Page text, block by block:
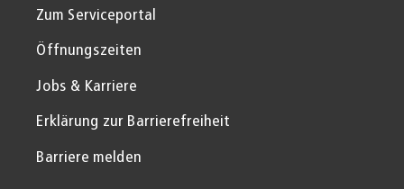
Zum Serviceportal
Öffnungszeiten
Jobs & Karriere
Erklärung zur Barrierefreiheit
Barriere melden